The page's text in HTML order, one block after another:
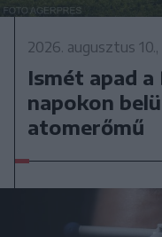
2026. augusztus
Ismét apad a
napokon
atomerőmű